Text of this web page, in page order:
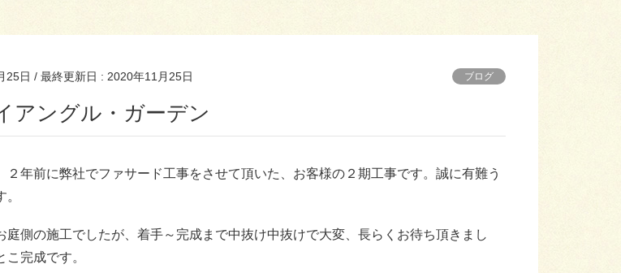
25日 / 最終更新日 : 2020年11月25日 ブログ
アングル・ガーデン
２年前に弊社でファサード工事をさせて頂いた、お客様の２期工事です。誠に有難う
庭側の施工でしたが、着手～完成まで中抜け中抜けで大変、長らくお待ち頂きまし
こ完成です。